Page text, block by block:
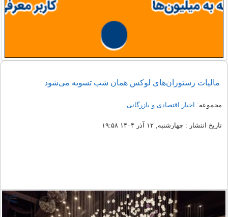
مالیات رستوران‌های لوکس همان شب تسویه می‌شود
مجموعه: اخبار اقتصادی و بازرگانی
تاریخ انتشار : چهارشنبه, ۱۲ آذر ۱۴۰۴ ۱۹:۵۸